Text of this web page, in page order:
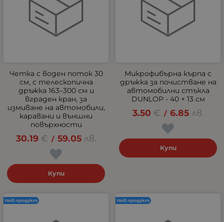
Четка с воден поток 30
см, с телескопична
дръжка 163–300 см и
вграден кран, за
измиване на автомобили,
каравани и външни
повърхности
30.19 € / 59.05 лв.
Купи
Микрофибърна кърпа с
дръжка за почистване на
автомобилни стъкла
DUNLOP - 40 × 13 см
3.50 € / 6.85 лв.
Купи
Нов продукт Нов продукт